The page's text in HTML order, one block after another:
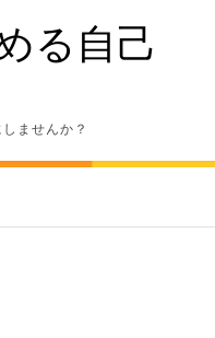
る自己
ませんか？